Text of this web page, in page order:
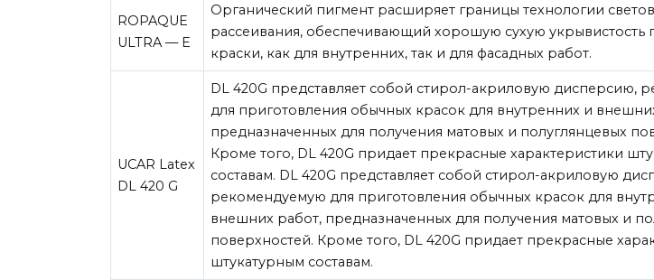
ROPAQUE
ULTRA — E
Органический пигмент расширяет границы технологии
рассеивания, обеспечивающий хорошую сухую укрывистость
краски, как для внутренних, так и для фасадных работ.
UCAR Latex
DL 420 G
DL 420G представляет собой стирол-акриловую дисперсию,
для приготовления обычных красок для внутренних и
предназначенных для получения матовых и полуглянцевых
Кроме того, DL 420G придает прекрасные характеристики
составам. DL 420G представляет собой стирол-акриловую
рекомендуемую для приготовления обычных красок для
внешних работ, предназначенных для получения матовых и
поверхностей. Кроме того, DL 420G придает прекрасные
штукатурным составам.